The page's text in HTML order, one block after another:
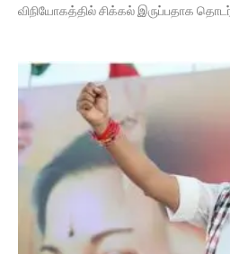
விநியோகத்தில் சிக்கல் இருப்பதாக